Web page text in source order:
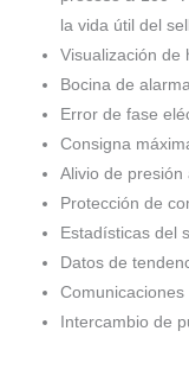
la vida útil del
Visualización de
Bocina de alarma
Error de fase
Consigna
Alivio de presión
Protección de
Estadísticas del
Datos de
Comunicaciones
Intercambio de